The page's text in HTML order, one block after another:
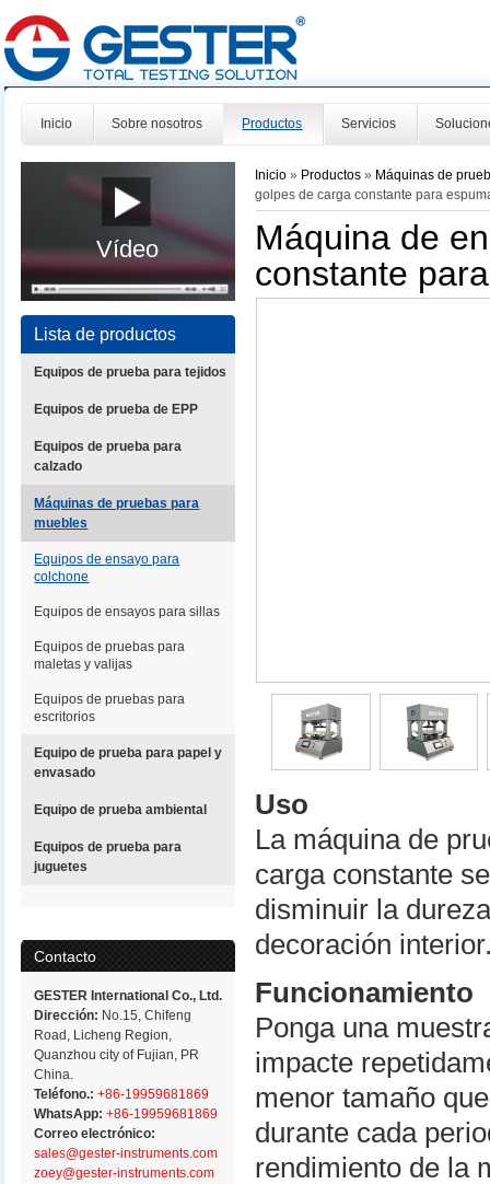
Inicio Sobre nosotros Productos Servicios
Vídeo
Lista de productos
Equipos de prueba para tejidos
Equipos de prueba de EPP
Equipos de prueba para
calzado
Máquinas de pruebas para
muebles
Equipos de ensayo para
colchone
Equipos de ensayos para sillas
Equipos de pruebas para
maletas y valijas
Equipos de pruebas para
escritorios
Equipo de prueba para papel y
envasado
Equipo de prueba ambiental
Equipos de prueba para
juguetes
Contacto
GESTER International Co., Ltd.
Dirección: No.15, Chifeng
Road, Licheng Region,
Quanzhou city of Fujian, PR
China.
Teléfono.: +86-19959681869
WhatsApp: +86-19959681869
Correo electrónico:
sales@gester-instruments.com
zoey@gester-instruments.com
Inicio » Productos» Máquinas de
golpes de carga constante para
Máquina de
constante
Uso
La máquina de
carga constante
disminuir la
decoración
Funcionamiento
Ponga una
impacte
menor tamaño
durante cada
rendimiento de la